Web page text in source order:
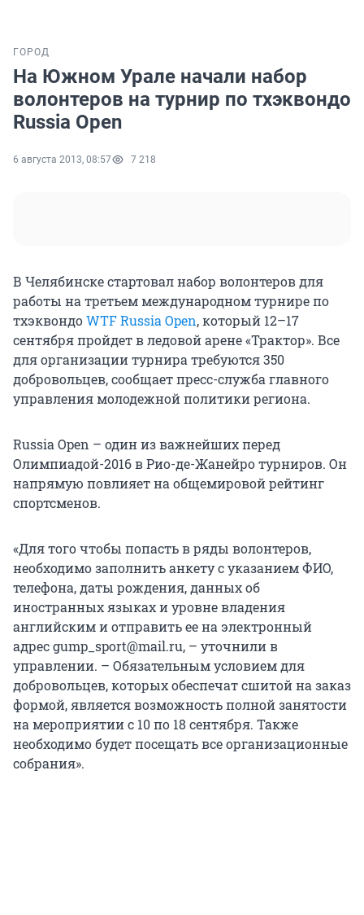
ГОРОД
На Южном Урале начали набор
волонтеров на турнир по тхэквондо
Russia Open
6 августа 2013, 08:57 7 218
В Челябинске стартовал набор волонтеров для
работы на третьем международном турнире по
тхэквондоWTF Russia Open, который 12–17
сентября пройдет в ледовой арене «Трактор». Все
для организации турнира требуются 350
добровольцев, сообщает пресс-служба главного
управления молодежной политики региона.
Russia Open – один из важнейших перед
Олимпиадой-2016 в Рио-де-Жанейро турниров. Он
напрямую повлияет на общемировой рейтинг
спортсменов.
«Для того чтобы попасть в ряды волонтеров,
необходимо заполнить анкету с указанием ФИО,
телефона, даты рождения, данных об
иностранных языках и уровне владения
английским и отправить ее на электронный
адрес gump_sport@mail.ru, – уточнили в
управлении. – Обязательным условием для
добровольцев, которых обеспечат сшитой на заказ
формой, является возможность полной занятости
на мероприятии с 10 по 18 сентября. Также
необходимо будет посещать все организационные
собрания».